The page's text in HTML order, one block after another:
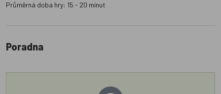
Průměrná doba hry: 15 - 20 minut
Poradna